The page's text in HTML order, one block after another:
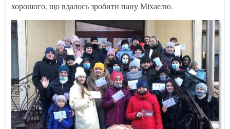
хорошого, що вдалось зробити пану Міхаелю.